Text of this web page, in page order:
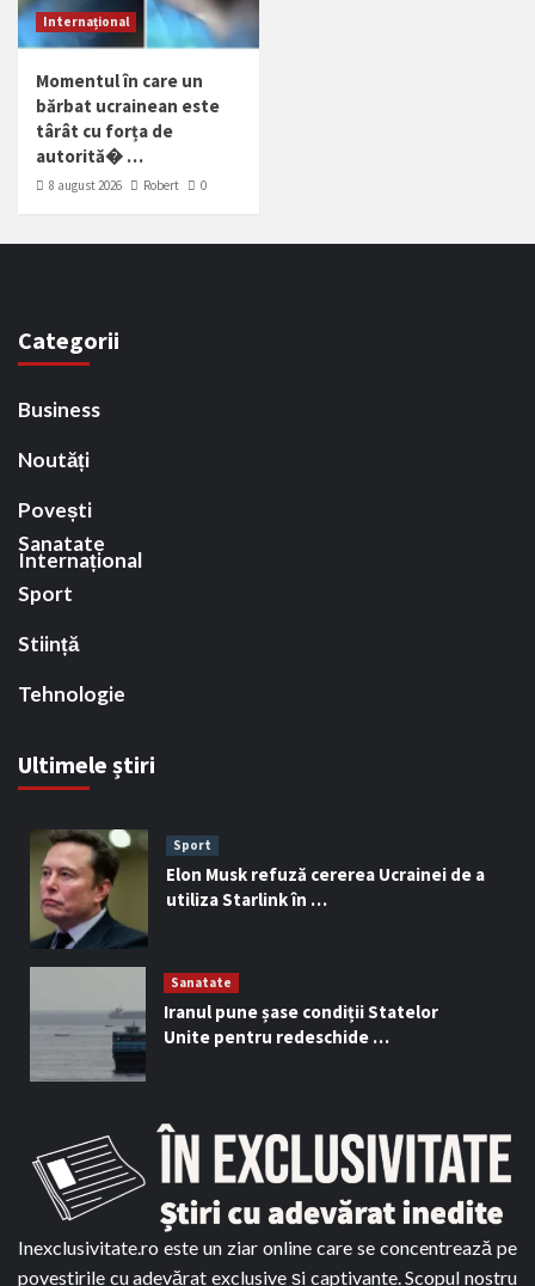
Internațional
Momentul în care un
bărbat ucrainean este
târât cu forța de
autorită� …
8 august 2026 Robert 0
Categorii
Business
Noutăți
Povești
Internațional
Sanatate
Sport
Stiință
Tehnologie
Ultimele știri
Sport
Elon Musk refuză cererea Ucrainei de a
utiliza Starlink în …
Sanatate
Iranul pune șase condiții Statelor
Unite pentru redeschide …
Inexclusivitate.ro este un ziar online care se concentrează pe
povestirile cu adevărat exclusive și captivante. Scopul nostru